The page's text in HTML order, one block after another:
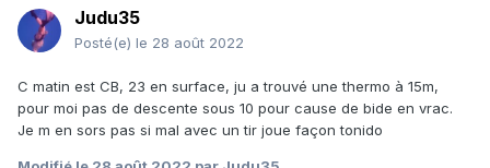
Judu35
Posté(e) le 28 août 2022
C matin est CB, 23 en surface, ju a trouvé une thermo à 15m,
pour moi pas de descente sous 10 pour cause de bide en vrac.
Je m en sors pas si mal avec un tir joue façon tonido